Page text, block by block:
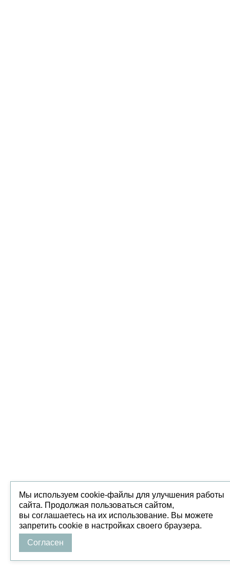
Мы используем cookie-файлы для улучшения работы
сайта. Продолжая пользоваться сайтом,
вы соглашаетесь на их использование. Вы можете
запретить cookie в настройках своего браузера.
Согласен